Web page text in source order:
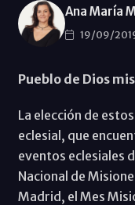
Ana María
19/09/
Pueblo de Dios
La elección de
eclesial, que
eventos eclesiales
Nacional de
Madrid, el Mes